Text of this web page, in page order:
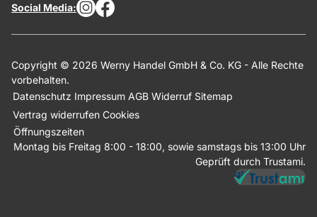
Social Media:
Copyright © 2026 Werny Handel GmbH & Co. KG - Alle Rechte
vorbehalten.
Datenschutz Impressum AGB Widerruf Sitemap
Vertrag widerrufen Cookies
Öffnungszeiten
Montag bis Freitag 8:00 - 18:00, sowie samstags bis 13:00 Uhr
Geprüft durch Trustami.